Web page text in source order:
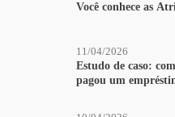
Você conhece as
11/04/2026
Estudo de caso:
pagou um